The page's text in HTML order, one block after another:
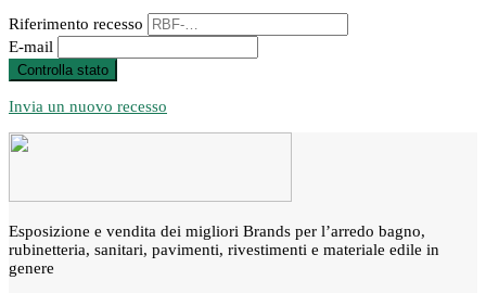
Riferimento recesso
E-mail
Controlla stato
Invia un nuovo recesso
Esposizione e vendita dei migliori Brands per l’arredo bagno,
rubinetteria, sanitari, pavimenti, rivestimenti e materiale edile in
genere